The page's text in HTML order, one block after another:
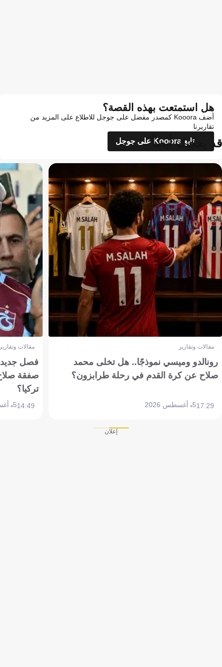
هل استمتعت بهذه القصة؟
أضف Kooora كمصدر مفضل على جوجل للاطلاع على المزيد من
تقاريرنا
تابع Kooora على جوجل
قد يعجبك أيضاً
مقالات وتقارير
رونالدو وميسي نموذجًا.. هل تخلى محمد
صلاح عن كرة القدم في رحلة طرابزون؟
17:295 أغسطس 2026
مقالات
فصل جديد
صفقة
تركيا؟
14:495 أغسطس 2026
إعلان